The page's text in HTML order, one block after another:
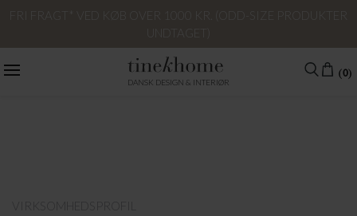
DANSK DESIGN & INTERIØR
(0)